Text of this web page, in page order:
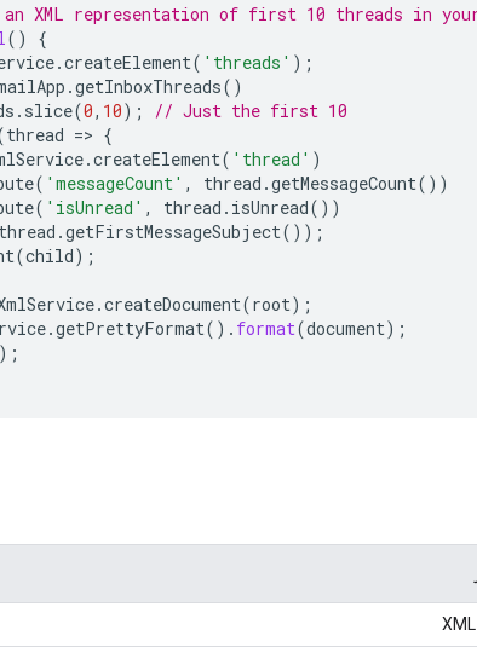
XML representation of first 10 threads in
()
{
.createElement( 'threads' );
.getInboxThreads()
. slice(0, 10);
// Just the first 10
thread => {
.createElement( 'thread' )
( 'messageCount' , thread .getMessageCount())
( 'isUnread' , thread . isUnread())
thread .getFirstMessageSubject());
(child);
.createDocument(root);
.getPrettyFormat(). format(document);
);